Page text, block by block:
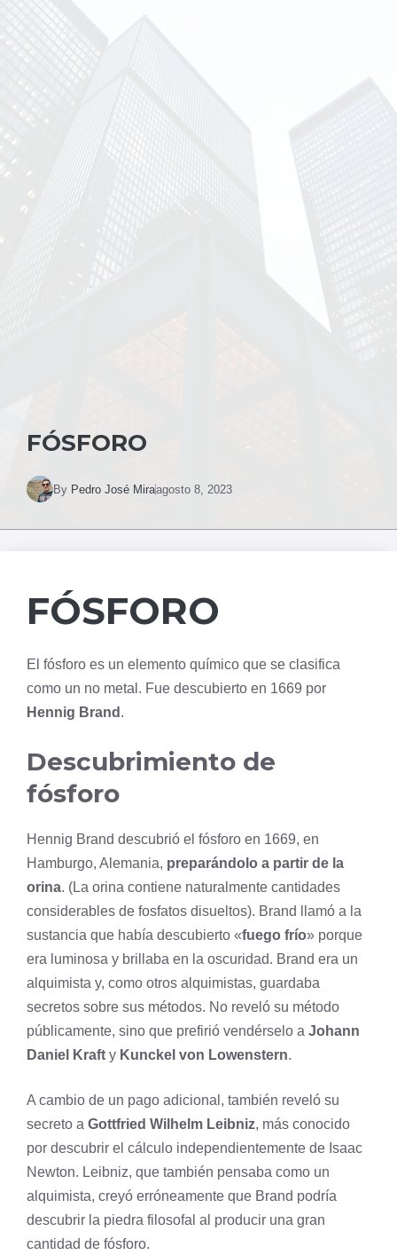
FÓSFORO
By Pedro José Miraagosto 8, 2023
FÓSFORO
El fósforo es un elemento químico que se clasifica
como un no metal. Fue descubierto en 1669 por
Hennig Brand .
Descubrimiento de
fósforo
Hennig Brand descubrió el fósforo en 1669, en
Hamburgo, Alemania, preparándolo a partir de la
orina. (La orina contiene naturalmente cantidades
considerables de fosfatos disueltos). Brand llamó a la
sustancia que había descubierto «fuego frío» porque
era luminosa y brillaba en la oscuridad. Brand era un
alquimista y, como otros alquimistas, guardaba
secretos sobre sus métodos. No reveló su método
públicamente, sino que prefirió vendérselo a Johann
Daniel Kraft y Kunckel von Lowenstern.
A cambio de un pago adicional, también reveló su
secreto a Gottfried Wilhelm Leibniz, más conocido
por descubrir el cálculo independientemente de Isaac
Newton. Leibniz, que también pensaba como un
alquimista, creyó erróneamente que Brand podría
descubrir la piedra filosofal al producir una gran
cantidad de fósforo.